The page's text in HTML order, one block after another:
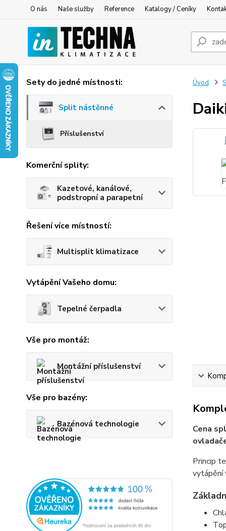
O nás Naše služby Reference Katalogy / Ceníky
Sety do jedné místnosti:
Split nástěnné
Příslušenství
Komerční splity:
Kazetové, kanálové,
podstropní a parapetní
Řešení více místností:
Multisplit klimatizace
Vytápění Vašeho domu:
Tepelné čerpadla
Vše pro montáž:
Montážní příslušenství
Vše pro bazény:
Bazénová technologie
Úvod
Cena
Princip
vytápění